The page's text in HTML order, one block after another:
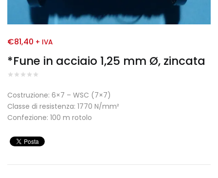
*Fune in acciaio 1,25 mm Ø, zincata
€81,40 + IVA
Costruzione: 6×7 – WSC (7×7)
Classe di resistenza: 1770 N/mm²
Confezione: 100 m rotolo